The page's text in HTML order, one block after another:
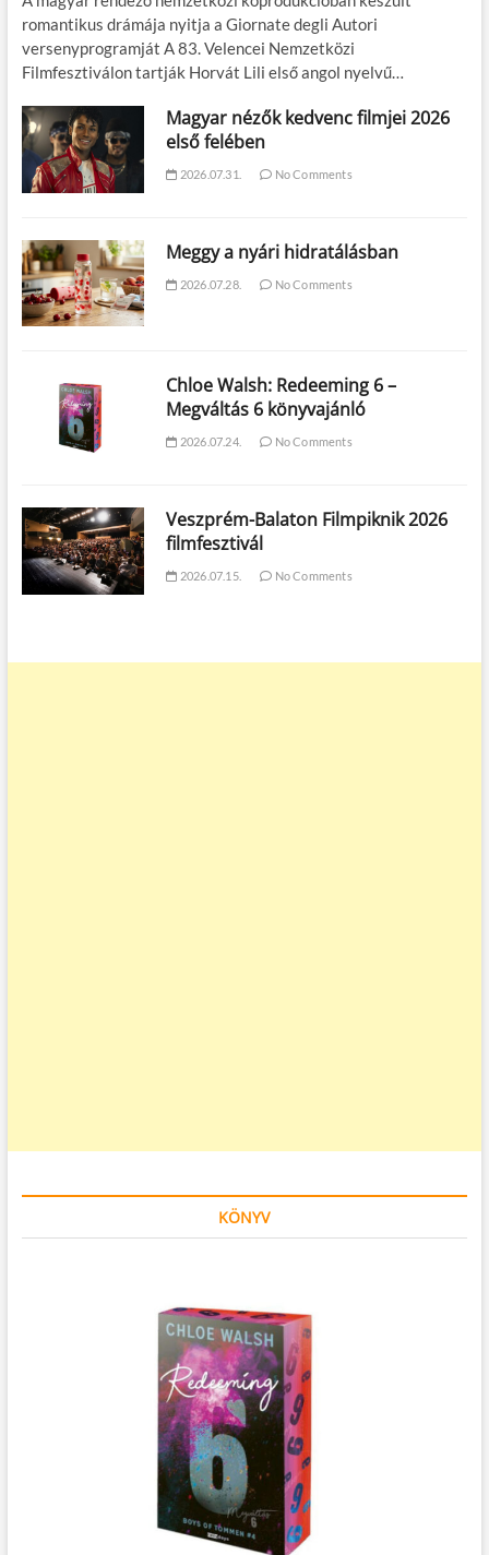
romantikus drámája nyitja a Giornate degli Autori
versenyprogramját A 83. Velencei Nemzetközi
Filmfesztiválon tartják Horvát Lili első angol nyelvű…
Magyar nézők kedvenc filmjei 2026
első felében
2026.07.31. No Comments
Meggy a nyári hidratálásban
2026.07.28. No Comments
Chloe Walsh: Redeeming 6 –
Megváltás 6 könyvajánló
2026.07.24. No Comments
Veszprém-Balaton Filmpiknik 2026
filmfesztivál
2026.07.15. No Comments
KÖNYV